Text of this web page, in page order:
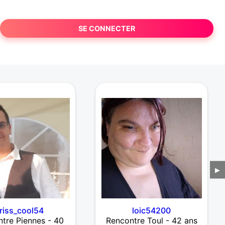
SE CONNECTER
Piennes - 40
loic54200
Rencontre Toul - 42 ans
▶